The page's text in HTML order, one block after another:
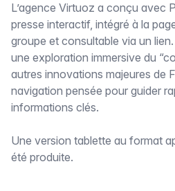
L’agence Virtuoz a conçu avec
presse interactif, intégré à la
groupe et consultable via un
une exploration immersive du
autres innovations majeures de
navigation pensée pour guider
informations clés.
Une version tablette au format
été produite.